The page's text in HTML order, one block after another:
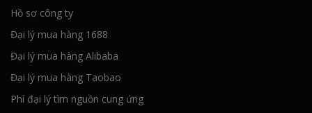
Hồ sơ công ty
Đại lý mua hàng 1688
Đại lý mua hàng Alibaba
Đại lý mua hàng Taobao
Phí đại lý tìm nguồn cung ứng